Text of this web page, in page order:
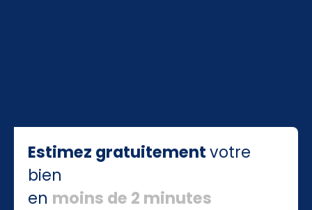
Estimez gratuitementvotre
bien
en moins de 2 minutes